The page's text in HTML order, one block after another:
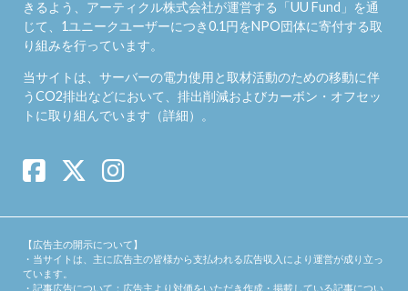
きるよう、アーティクル株式会社が運営する「UU Fund 」を通
じて、1ユニークユーザーにつき0.1円をNPO団体に寄付する取
り組みを行っています。
当サイトは、サーバーの電力使用と取材活動のための移動に伴
うCO2排出などにおいて、排出削減およびカーボン・オフセッ
トに取り組んでいます（詳細）。
【広告主の開示について】
・当サイトは、主に広告主の皆様から支払われる広告収入により運営が成り立っ
ています。
・記事広告について：広告主より対価をいただき作成・掲載している記事につい